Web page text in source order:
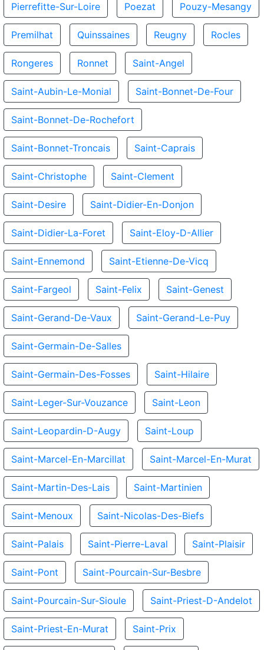
Pierrefitte-Sur-Loire Poezat Pouzy-Mesangy
Premilhat Quinssaines Reugny Rocles
Rongeres Ronnet Saint-Angel
Saint-Aubin-Le-Monial Saint-Bonnet-De-Four
Saint-Bonnet-De-Rochefort
Saint-Bonnet-Troncais Saint-Caprais
Saint-Christophe Saint-Clement
Saint-Desire Saint-Didier-En-Donjon
Saint-Didier-La-Foret Saint-Eloy-D-Allier
Saint-Ennemond Saint-Etienne-De-Vicq
Saint-Fargeol Saint-Felix Saint-Genest
Saint-Gerand-De-Vaux Saint-Gerand-Le-Puy
Saint-Germain-De-Salles
Saint-Germain-Des-Fosses Saint-Hilaire
Saint-Leger-Sur-Vouzance Saint-Leon
Saint-Leopardin-D-Augy Saint-Loup
Saint-Marcel-En-Marcillat Saint-Marcel-En-Murat
Saint-Martin-Des-Lais Saint-Martinien
Saint-Menoux Saint-Nicolas-Des-Biefs
Saint-Palais Saint-Pierre-Laval Saint-Plaisir
Saint-Pont Saint-Pourcain-Sur-Besbre
Saint-Pourcain-Sur-Sioule Saint-Priest-D-Andelot
Saint-Priest-En-Murat Saint-Prix